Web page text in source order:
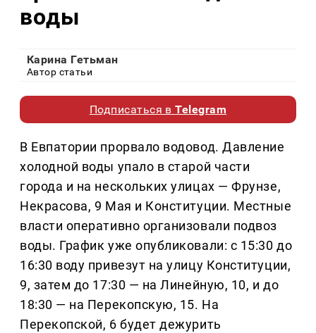
воды
Карина Гетьман
Автор статьи
Подписаться вTelegram
В Евпатории прорвало водовод. Давление
холодной воды упало в старой части
города и на нескольких улицах — Фрунзе,
Некрасова, 9 Мая и Конституции. Местные
власти оперативно организовали подвоз
воды. График уже опубликовали: с 15:30 до
16:30 воду привезут на улицу Конституции,
9, затем до 17:30 — на Линейную, 10, и до
18:30 — на Перекопскую, 15. На
Перекопской, 6 будет дежурить